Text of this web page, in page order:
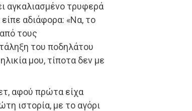
αγκαλιασμένο τρυφερά
αδιάφορα: «Να, το
τους
του ποδηλάτου
μου, τίποτα δεν με
αφού πρώτα είχα
ιστορία, με το αγόρι